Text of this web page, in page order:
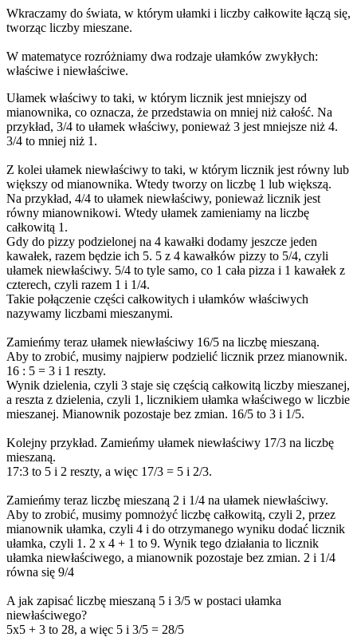
Wkraczamy do świata, w którym ułamki i liczby całkowite łączą się,
tworząc liczby mieszane.
W matematyce rozróżniamy dwa rodzaje ułamków zwykłych:
właściwe i niewłaściwe.
Ułamek właściwy to taki, w którym licznik jest mniejszy od
mianownika, co oznacza, że przedstawia on mniej niż całość. Na
przykład, 3/4 to ułamek właściwy, ponieważ 3 jest mniejsze niż 4.
3/4 to mniej niż 1.
Z kolei ułamek niewłaściwy to taki, w którym licznik jest równy lub
większy od mianownika. Wtedy tworzy on liczbę 1 lub większą.
Na przykład, 4/4 to ułamek niewłaściwy, ponieważ licznik jest
równy mianownikowi. Wtedy ułamek zamieniamy na liczbę
całkowitą 1.
Gdy do pizzy podzielonej na 4 kawałki dodamy jeszcze jeden
kawałek, razem będzie ich 5. 5 z 4 kawałków pizzy to 5/4, czyli
ułamek niewłaściwy. 5/4 to tyle samo, co 1 cała pizza i 1 kawałek z
czterech, czyli razem 1 i 1/4.
Takie połączenie części całkowitych i ułamków właściwych
nazywamy liczbami mieszanymi.
Zamieńmy teraz ułamek niewłaściwy 16/5 na liczbę mieszaną.
Aby to zrobić, musimy najpierw podzielić licznik przez mianownik.
16 : 5 = 3 i 1 reszty.
Wynik dzielenia, czyli 3 staje się częścią całkowitą liczby mieszanej,
a reszta z dzielenia, czyli 1, licznikiem ułamka właściwego w liczbie
mieszanej. Mianownik pozostaje bez zmian. 16/5 to 3 i 1/5.
Kolejny przykład. Zamieńmy ułamek niewłaściwy 17/3 na liczbę
mieszaną.
17:3 to 5 i 2 reszty, a więc 17/3 = 5 i 2/3.
Zamieńmy teraz liczbę mieszaną 2 i 1/4 na ułamek niewłaściwy.
Aby to zrobić, musimy pomnożyć liczbę całkowitą, czyli 2, przez
mianownik ułamka, czyli 4 i do otrzymanego wyniku dodać licznik
ułamka, czyli 1. 2 x 4 + 1 to 9. Wynik tego działania to licznik
ułamka niewłaściwego, a mianownik pozostaje bez zmian. 2 i 1/4
równa się 9/4
A jak zapisać liczbę mieszaną 5 i 3/5 w postaci ułamka
niewłaściwego?
5x5 + 3 to 28, a więc 5 i 3/5 = 28/5